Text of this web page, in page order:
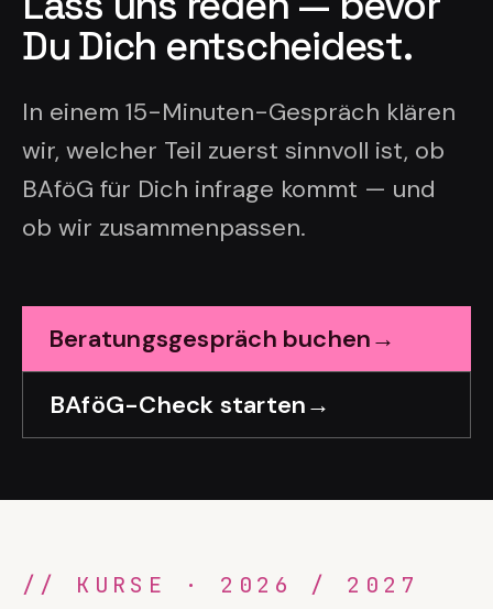
Du Dich entscheidest.
In einem 15-Minuten-Gespräch klären
wir, welcher Teil zuerst sinnvoll ist, ob
BAföG für Dich infrage kommt — und
ob wir zusammenpassen.
Beratungsgespräch buchen→
BAföG-Check starten→
// KURSE · 2026 / 2027